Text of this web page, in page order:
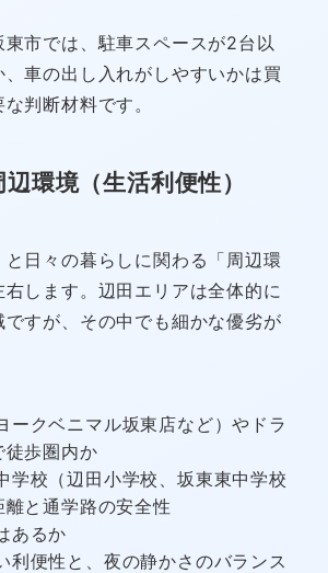
市では、駐車スペースが2台以
、車の出し入れがしやすいかは買
判断材料です。
環境（生活利便性）
日々の暮らしに関わる「周辺環
します。辺田エリアは全体的に
すが、その中でも細かな優劣が
ークベニマル坂東店など）やドラ
徒歩圏内か
学校（辺田小学校、坂東東中学校
と通学路の安全性
あるか
利便性と、夜の静かさのバランス